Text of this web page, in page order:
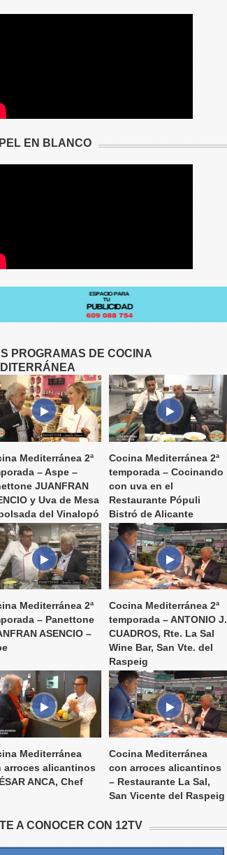
EN BLANCO
PROGRAMAS DE COCINA
Mediterránea 2ª
– Aspe –
JUANFRAN
y Uva de Mesa
del Vinalopó
Cocina Mediterránea 2ª
temporada – Cocinando
con uva en el
Restaurante Pópuli
Bistró de Alicante
Mediterránea 2ª
– Panettone
ASENCIO –
Cocina Mediterránea 2ª
temporada – ANTONIO J.
CUADROS, Rte. La Sal
Wine Bar, San Vte. del
Raspeig
Mediterránea
arroces alicantinos
ANCA, Chef
Cocina Mediterránea
con arroces alicantinos
– Restaurante La Sal,
San Vicente del Raspeig
A CONOCER CON 12TV